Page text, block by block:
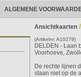
ALGEMENE
Ansichtkaarten /
(Artikelnr: A10279)
DELDEN - Laan
Voorhoeve,
De rechte lijnen
staan niet op de